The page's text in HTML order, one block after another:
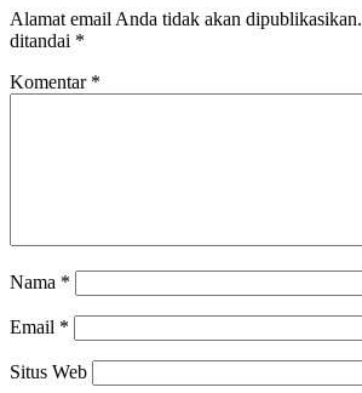
Alamat email Anda tidak akan dipublikasikan.
ditandai *
Komentar *
Nama *
Email *
Situs Web